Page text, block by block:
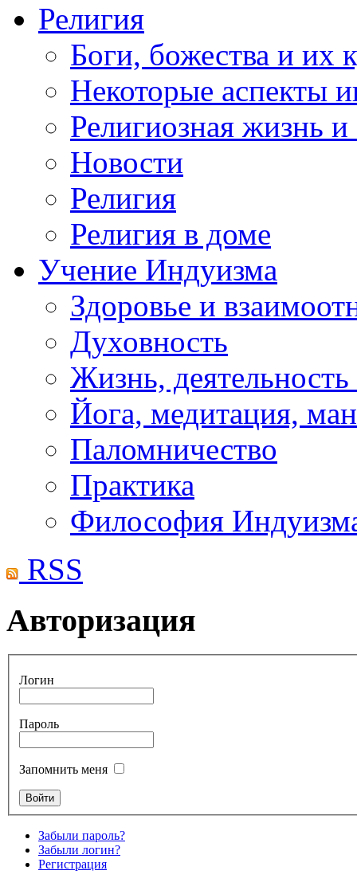
Религия
Боги, божества и их
Некоторые аспекты
Религиозная жизнь
Новости
Религия
Религия в доме
Учение Индуизма
Здоровье и
Духовность
Жизнь, деятельность
Йога, медитация,
Паломничество
Практика
Философия
RSS
Авторизация
Логин
Пароль
Запомнить меня
Забыли пароль?
Забыли логин?
Регистрация